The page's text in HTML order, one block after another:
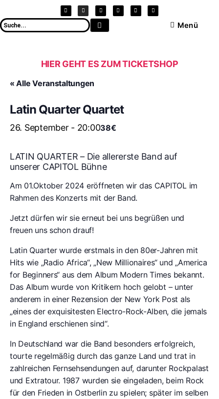
Menü
HIER GEHT ES ZUM TICKETSHOP
« Alle Veranstaltungen
Latin Quarter Quartet
26. September - 20:0038€
LATIN QUARTER – Die allererste Band auf
unserer CAPITOL Bühne
Am 01.Oktober 2024 eröffneten wir das CAPITOL im
Rahmen des Konzerts mit der Band.
Jetzt dürfen wir sie erneut bei uns begrüßen und
freuen uns schon drauf!
Latin Quarter wurde erstmals in den 80er-Jahren mit
Hits wie „Radio Africa“, „New Millionaires“ und „America
for Beginners“ aus dem Album Modern Times bekannt.
Das Album wurde von Kritikern hoch gelobt – unter
anderem in einer Rezension der New York Post als
„eines der exquisitesten Electro-Rock-Alben, die jemals
in England erschienen sind“.
In Deutschland war die Band besonders erfolgreich,
tourte regelmäßig durch das ganze Land und trat in
zahlreichen Fernsehsendungen auf, darunter Rockpalast
und Extratour. 1987 wurden sie eingeladen, beim Rock
für den Frieden in Ostberlin zu spielen; später im selben